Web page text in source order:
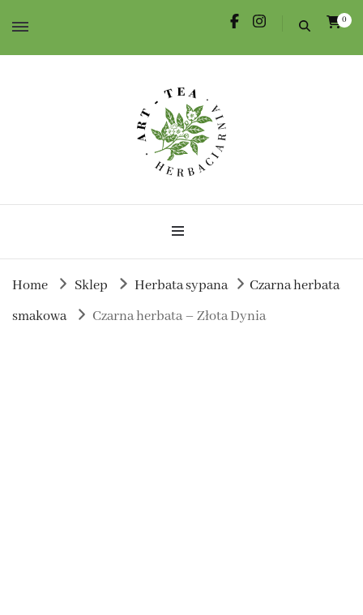
0
Herbaciarnia Art-Tea
Home Sklep Herbata sypana
Czarna herbata
smakowa
Czarna herbata – Złota Dynia